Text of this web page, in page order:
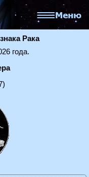
Рака
года.